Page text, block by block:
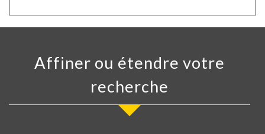
Affiner ou étendre votre
recherche